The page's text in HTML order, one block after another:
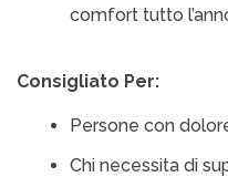
comfort tutto
Consigliato Per:
Persone con
Chi necessita di